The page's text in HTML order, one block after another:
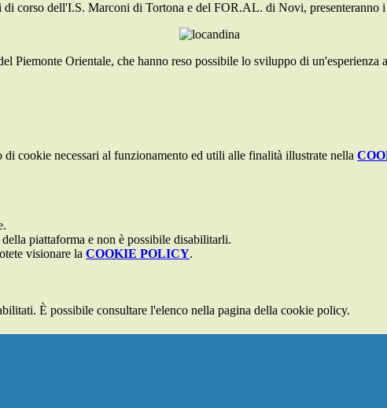
corso dell'I.S. Marconi di Tortona e del FOR.AL. di Novi, presenteranno
Orientale, che hanno reso possibile lo sviluppo di un'esperienza
cookie necessari al funzionamento ed utili alle finalità illustrate nella
piattaforma e non è possibile disabilitarli.
visionare la COOKIE POLICY.
È possibile consultare l'elenco nella pagina della cookie policy.